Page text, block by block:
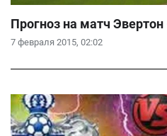
7 февраля 2015, 02:02
Прогноз на матч